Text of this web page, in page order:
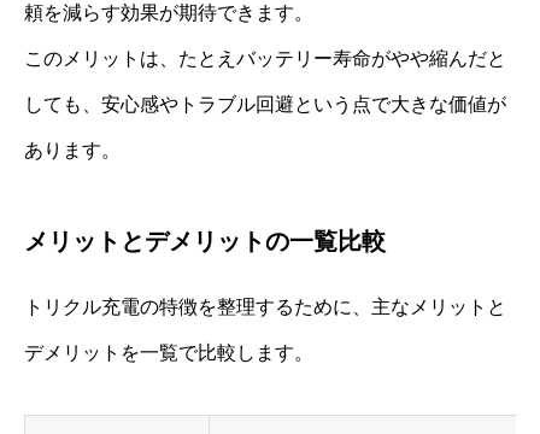
頼を減らす効果が期待できます。
このメリットは、たとえバッテリー寿命がやや縮んだと
しても、安心感やトラブル回避という点で大きな価値が
あります。
メリットとデメリットの一覧比較
トリクル充電の特徴を整理するために、主なメリットと
デメリットを一覧で比較します。